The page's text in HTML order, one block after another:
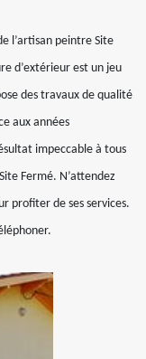
l’artisan peintre Site
d’extérieur est un jeu
des travaux de qualité
aux années
impeccable à tous
Fermé. N’attendez
profiter de ses services.